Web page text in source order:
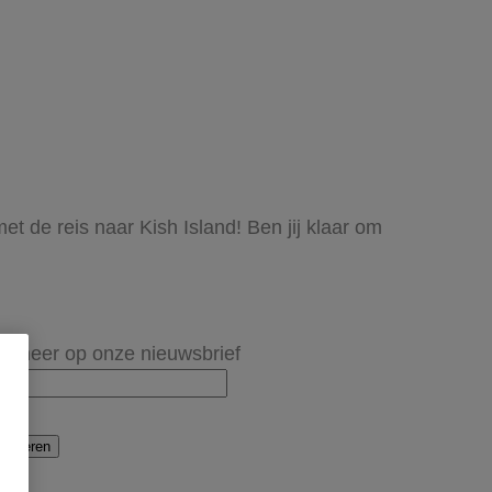
de reis naar Kish Island! Ben jij klaar om
op onze nieuwsbrief